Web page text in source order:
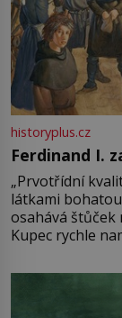
historyplus.cz
Ferdinand I.
„Prvotřídní
látkami
osahává štůček
Kupec rychle
milostpaní.
množství
Vezme do ruky